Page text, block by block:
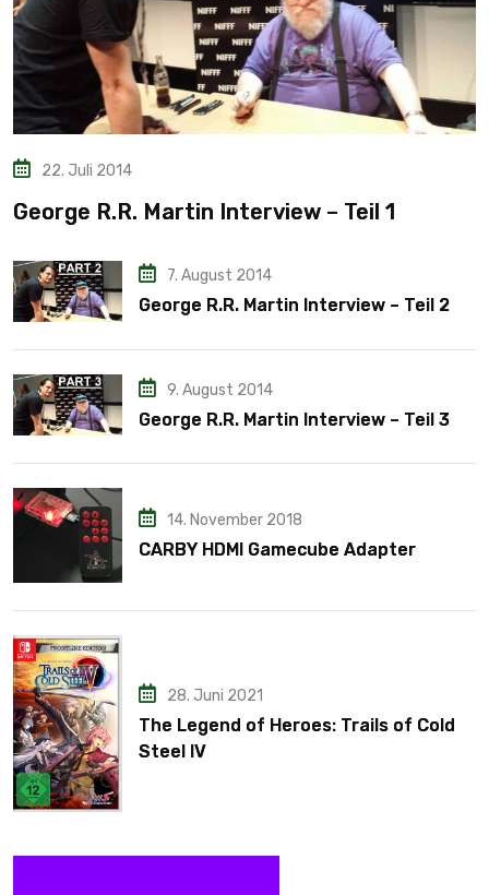
22. Juli 2014
George R.R. Martin Interview – Teil 1
7. August 2014
George R.R. Martin Interview – Teil 2
9. August 2014
George R.R. Martin Interview – Teil 3
14. November 2018
CARBY HDMI Gamecube Adapter
28. Juni 2021
The Legend of Heroes: Trails of Cold
Steel IV